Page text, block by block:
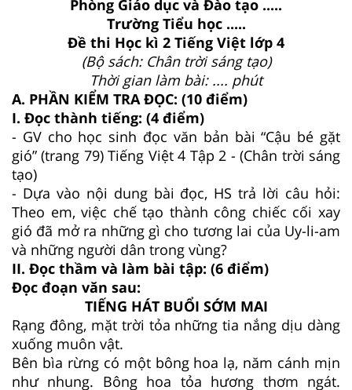
Phòng Giáo dục và Đào tạo .....
Trường Tiểu học .....
Đề thi Học kì 2 Tiếng Việt lớp 4
(Bộ sách: Chân trời sáng tạo)
Thời gian làm bài: .... phút
A. PHẦN KIỂM TRA ĐỌC: (10 điểm)
I. Đọc thành tiếng: (4 điểm)
- GV cho học sinh đọc văn bản bài “Cậu bé gặt
gió” (trang 79) Tiếng Việt 4 Tập 2 - (Chân trời sáng
tạo)
- Dựa vào nội dung bài đọc, HS trả lời câu hỏi:
Theo em, việc chế tạo thành công chiếc cối xay
gió đã mở ra những gì cho tương lai của Uy-li-am
và những người dân trong vùng?
II. Đọc thầm và làm bài tập: (6 điểm)
Đọc đoạn văn sau:
TIẾNG HÁT BUỔI SỚM MAI
Rạng đông, mặt trời tỏa những tia nắng dịu dàng
xuống muôn vật.
Bên bìa rừng có một bông hoa lạ, năm cánh mịn
như nhung. Bông hoa tỏa hương thơm ngát.